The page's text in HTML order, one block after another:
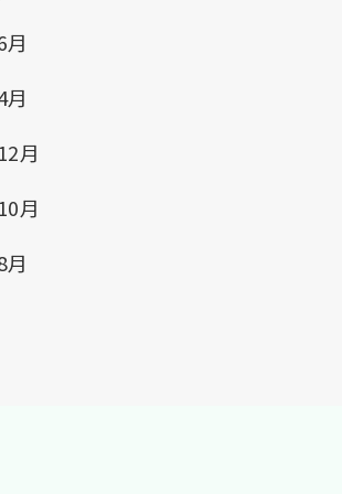
月
月